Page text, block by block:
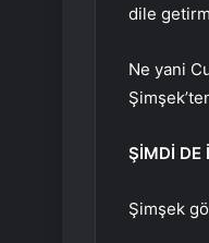
dile
Ne yani
ŞİMDİ DE
Şimşek